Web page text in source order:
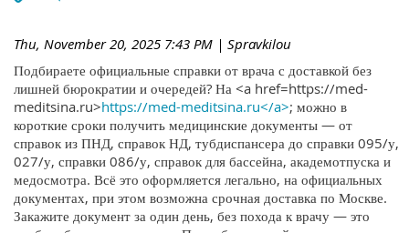
Thu, November 20, 2025 7:43 PM | Spravkilou
Подбираете официальные справки от врача с доставкой без
лишней бюрократии и очередей? На <a href=https://med-
meditsina.ru>https://med-meditsina.ru</a>; можно в
короткие сроки получить медицинские документы — от
справок из ПНД, справок НД, тубдиспансера до справки 095/у,
027/у, справки 086/у, справок для бассейна, академотпуска и
медосмотра. Всё это оформляется легально, на официальных
документах, при этом возможна срочная доставка по Москве.
Закажите документ за один день, без похода к врачу — это